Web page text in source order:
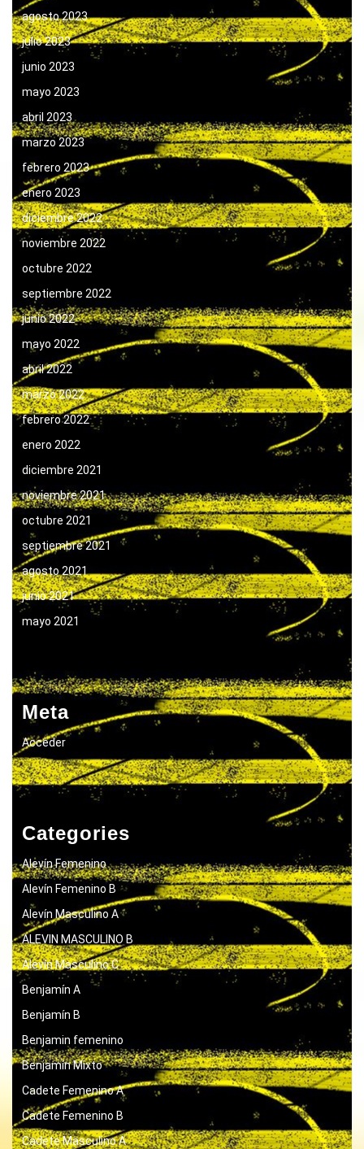
agosto 2023
julio 2023
junio 2023
mayo 2023
abril 2023
marzo 2023
febrero 2023
enero 2023
diciembre 2022
noviembre 2022
octubre 2022
septiembre 2022
junio 2022
mayo 2022
abril 2022
marzo 2022
febrero 2022
enero 2022
diciembre 2021
noviembre 2021
octubre 2021
septiembre 2021
agosto 2021
junio 2021
mayo 2021
Meta
Acceder
Categories
Alevín Femenino
Alevín Femenino B
Alevín Masculino A
ALEVIN MASCULINO B
Alevín Masculino C
Benjamín A
Benjamín B
Benjamin femenino
Benjamín Mixto
Cadete Femenino A
Cadete Femenino B
Cadete Masculino A